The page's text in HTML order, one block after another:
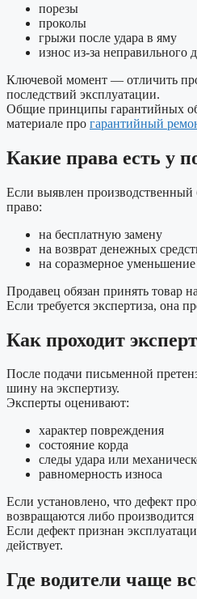
порезы
проколы
грыжи после удара в яму
износ из-за неправильного
Ключевой момент — отличить
последствий эксплуатации.
Общие принципы гарантийных
материале про гарантийный
Какие права есть у
Если выявлен производственный
право:
на бесплатную замену
на возврат денежных
на соразмерное
Продавец обязан принять товар
Если требуется экспертиза, она
Как проходит
После подачи письменной
шину на экспертизу.
Эксперты оценивают:
характер повреждения
состояние корда
следы удара или
равномерность износа
Если установлено, что дефект
возвращаются либо производится
Если дефект признан
действует.
Где водители чаще